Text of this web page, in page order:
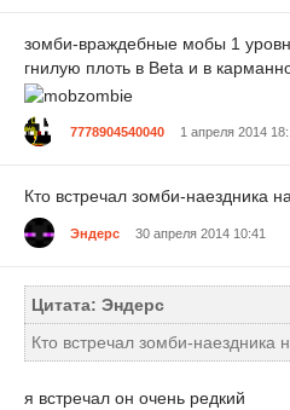
зомби-враждебные мобы 1
гнилую плоть в Beta и в
7778904540040 1 апреля 2014
Кто встречал зомби-наездника
Эндерс 30 апреля 2014 10:41
Цитата: Эндерс
Кто встречал зомби-наездника
я встречал он очень редкий